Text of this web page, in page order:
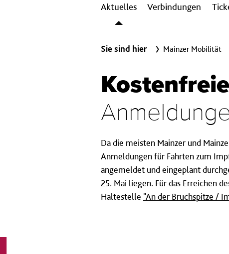
Aktuelles
Verbindungen
Sie sind hier Mainzer Mobilität
Da die meisten Mainzer und
Anmeldungen für Fahrten zum
angemeldet und eingeplant
25. Mai liegen. Für das Erreichen
Haltestelle "An der Bruchspitze /